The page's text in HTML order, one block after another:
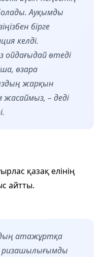
Ауқымды
бірге
келді.
өтеді
өзара
жарқын
– деді
қазақ елінің
айтты.
атажұртқа